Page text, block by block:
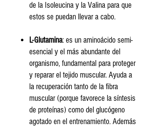
de la Isoleucina y la Valina para que
estos se puedan llevar a cabo.
L-Glutamina: es un aminoácido semi-
esencial y el más abundante del
organismo, fundamental para proteger
y reparar el tejido muscular. Ayuda a
la recuperación tanto de la fibra
muscular (porque favorece la síntesis
de proteínas) como del glucógeno
agotado en el entrenamiento. Además